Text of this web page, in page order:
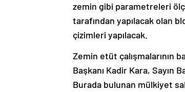
zemin gibi parametreleri
tarafından yapılacak olan
çizimleri yapılacak.
Zemin etüt çalışmalarının
Başkanı Kadir Kara, Sayın
Burada bulunan mülkiyet